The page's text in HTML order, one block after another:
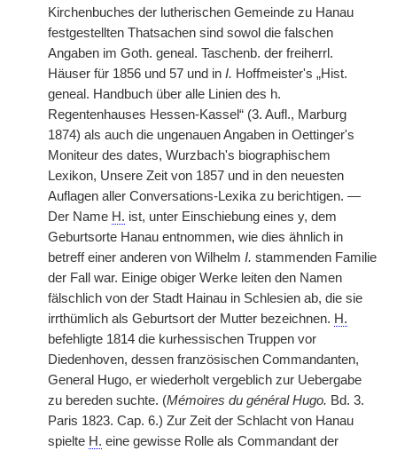
Kirchenbuches der lutherischen Gemeinde zu Hanau
festgestellten Thatsachen sind sowol die falschen
Angaben im Goth. geneal. Taschenb. der freiherrl.
Häuser für 1856 und 57 und in I. Hoffmeister's „Hist.
geneal. Handbuch über alle Linien des h.
Regentenhauses Hessen-Kassel“ (3. Aufl., Marburg
1874) als auch die ungenauen Angaben in Oettinger's
Moniteur des dates, Wurzbach's biographischem
Lexikon, Unsere Zeit von 1857 und in den neuesten
Auflagen aller Conversations-Lexika zu berichtigen. —
Der Name H. ist, unter Einschiebung eines y, dem
Geburtsorte Hanau entnommen, wie dies ähnlich in
betreff einer anderen von Wilhelm I. stammenden Familie
der Fall war. Einige obiger Werke leiten den Namen
fälschlich von der Stadt Hainau in Schlesien ab, die sie
irrthümlich als Geburtsort der Mutter bezeichnen. H.
befehligte 1814 die kurhessischen Truppen vor
Diedenhoven, dessen französischen Commandanten,
General Hugo, er wiederholt vergeblich zur Uebergabe
zu bereden suchte. (Mémoires du général Hugo. Bd. 3.
Paris 1823. Cap. 6.) Zur Zeit der Schlacht von Hanau
spielte H. eine gewisse Rolle als Commandant der